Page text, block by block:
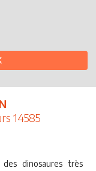
14585
dinosaures très